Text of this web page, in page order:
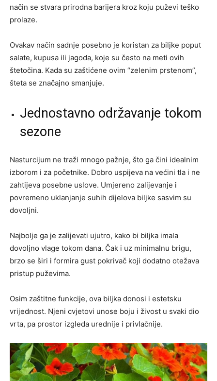
način se stvara prirodna barijera kroz koju puževi teško
prolaze.
Ovakav način sadnje posebno je koristan za biljke poput
salate, kupusa ili jagoda, koje su često na meti ovih
štetočina. Kada su zaštićene ovim “zelenim prstenom”,
šteta se značajno smanjuje.
Jednostavno održavanje tokom
sezone
Nasturcijum ne traži mnogo pažnje, što ga čini idealnim
izborom i za početnike. Dobro uspijeva na većini tla i ne
zahtijeva posebne uslove. Umjereno zalijevanje i
povremeno uklanjanje suhih dijelova biljke sasvim su
dovoljni.
Najbolje ga je zalijevati ujutro, kako bi biljka imala
dovoljno vlage tokom dana. Čak i uz minimalnu brigu,
brzo se širi i formira gust pokrivač koji dodatno otežava
pristup puževima.
Osim zaštitne funkcije, ova biljka donosi i estetsku
vrijednost. Njeni cvjetovi unose boju i živost u svaki dio
vrta, pa prostor izgleda urednije i privlačnije.